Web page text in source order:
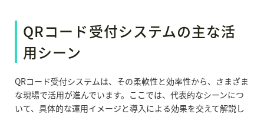
QRコード受付システムの主な活
用シーン
QRコード受付システムは、その柔軟性と効率性から、さまざま
な現場で活用が進んでいます。ここでは、代表的なシーンにつ
いて、具体的な運用イメージと導入による効果を交えて解説し